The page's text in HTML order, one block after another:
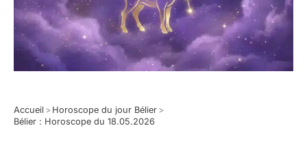
Accueil > Horoscope du jour Bélier >
Bélier : Horoscope du 18.05.2026